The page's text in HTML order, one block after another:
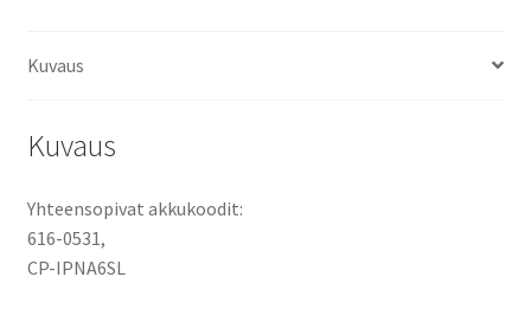
Kuvaus
Kuvaus
Yhteensopivat akkukoodit:
616-0531,
CP-IPNA6SL